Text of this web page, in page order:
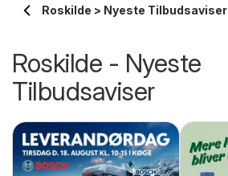
Roskilde > Nyeste Tilbudsaviser
Roskilde - Nyeste
Tilbudsaviser